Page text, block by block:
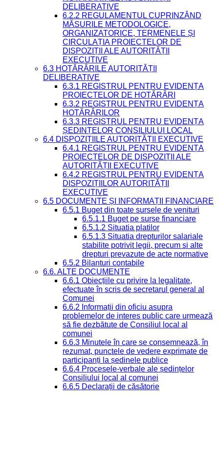
DELIBERATIVE
6.2.2 REGULAMENTUL CUPRINZÂND
MĂSURILE METODOLOGICE,
ORGANIZATORICE, TERMENELE ȘI
CIRCULAȚIA PROIECTELOR DE
DISPOZIȚII ALE AUTORITĂȚII
EXECUTIVE
6.3 HOTĂRÂRILE AUTORITĂȚII
DELIBERATIVE
6.3.1 REGISTRUL PENTRU EVIDENȚA
PROIECTELOR DE HOTĂRÂRI
6.3.2 REGISTRUL PENTRU EVIDENȚA
HOTĂRÂRILOR
6.3.3 REGISTRUL PENTRU EVIDENȚA
ȘEDINȚELOR CONSILIULUI LOCAL
6.4 DISPOZIȚIILE AUTORITĂȚII EXECUTIVE
6.4.1 REGISTRUL PENTRU EVIDENȚA
PROIECTELOR DE DISPOZIȚII ALE
AUTORITĂȚII EXECUTIVE
6.4.2 REGISTRUL PENTRU EVIDENȚA
DISPOZIȚIILOR AUTORITĂȚII
EXECUTIVE
6.5 DOCUMENTE ȘI INFORMAȚII FINANCIARE
6.5.1 Buget din toate sursele de venituri
6.5.1.1 Buget pe surse financiare
6.5.1.2 Situatia platilor
6.5.1.3 Situatia drepturilor salariale
stabilite potrivit legii, precum si alte
drepturi prevazute de acte normative
6.5.2 Bilanturi contabile
6.6. ALTE DOCUMENTE
6.6.1 Obiecțiile cu privire la legalitate,
efectuate în scris de secretarul general al
Comunei
6.6.2 Informații din oficiu asupra
problemelor de interes public care urmează
să fie dezbătute de Consiliul local al
comunei
6.6.3 Minutele în care se consemnează, în
rezumat, punctele de vedere exprimate de
participanți la ședinele publice
6.6.4 Procesele-verbale ale ședințelor
Consiliului local al comunei
6.6.5 Declarații de căsătorie